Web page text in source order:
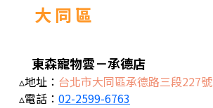
大 同 區
東森寵物雲－承德店
▵地址： 台北市大同區承德路三段227號
▵電話： 02-2599-6763